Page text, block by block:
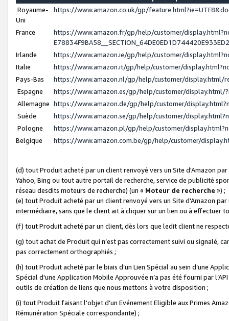
Royaume-
Uni
https://www.amazon.co.uk/gp/
France
https://www.amazon.fr/gp/help/customer/
Irlande
https://www.amazon.ie/gp/help/customer/
Italie
https://www.amazon.it/gp/help/customer/
Pays-Bas
https://www.amazon.nl/gp/help/customer/display.html/
Espagne
https://www.amazon.es/gp/help/customer/display.html/
Allemagne https://www.amazon.de/gp/help/customer/
Suède
https://www.amazon.se/gp/help/customer/
Pologne
https://www.amazon.pl/gp/help/customer/
Belgique
https://www.amazon.com.be/gp/help/customer/
(d) tout Produit acheté par un client renvoyé vers un Site d'Amazon
Yahoo, Bing ou tout autre portail de recherche, service de publicité
réseau desdits moteurs de recherche) (un « Moteur de recherche ») ;
(e) tout Produit acheté par un client renvoyé vers un Site d'Amazon
intermédiaire, sans que le client ait à cliquer sur un lien ou à
(f) tout Produit acheté par un client, dès lors que ledit client ne
(g) tout achat de Produit qui n’est pas correctement suivi ou signalé,
pas correctement orthographiés ;
(h) tout Produit acheté par le biais d’un Lien Spécial au sein d’une
Spécial d'une Application Mobile Approuvée n’a pas été fourni par
outils de création de liens que nous mettons à votre disposition ;
(i) tout Produit faisant l'objet d'un Evénement Eligible aux Primes
Rémunération Spéciale correspondante) ;